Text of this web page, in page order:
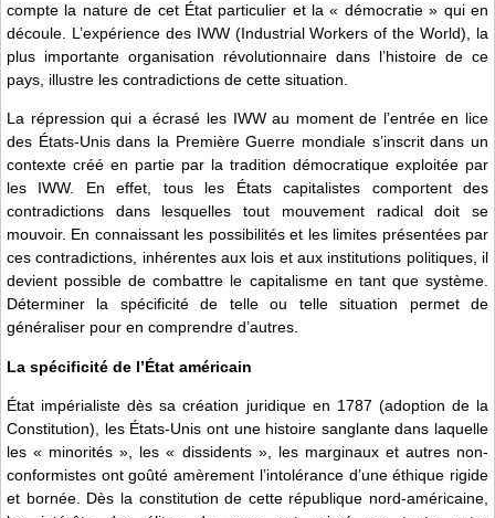
compte la nature de cet État particulier et la « démocratie » qui en
découle. L’expérience des IWW (Industrial Workers of the World), la
plus importante organisation révolutionnaire dans l’histoire de ce
pays, illustre les contradictions de cette situation.
La répression qui a écrasé les IWW au moment de l’entrée en lice
des États-Unis dans la Première Guerre mondiale s’inscrit dans un
contexte créé en partie par la tradition démocratique exploitée par
les IWW. En effet, tous les États capitalistes comportent des
contradictions dans lesquelles tout mouvement radical doit se
mouvoir. En connaissant les possibilités et les limites présentées par
ces contradictions, inhérentes aux lois et aux institutions politiques, il
devient possible de combattre le capitalisme en tant que système.
Déterminer la spécificité de telle ou telle situation permet de
généraliser pour en comprendre d’autres.
La spécificité de l’État américain
État impérialiste dès sa création juridique en 1787 (adoption de la
Constitution), les États-Unis ont une histoire sanglante dans laquelle
les « minorités », les « dissidents », les marginaux et autres non-
conformistes ont goûté amèrement l’intolérance d’une éthique rigide
et bornée. Dès la constitution de cette république nord-américaine,